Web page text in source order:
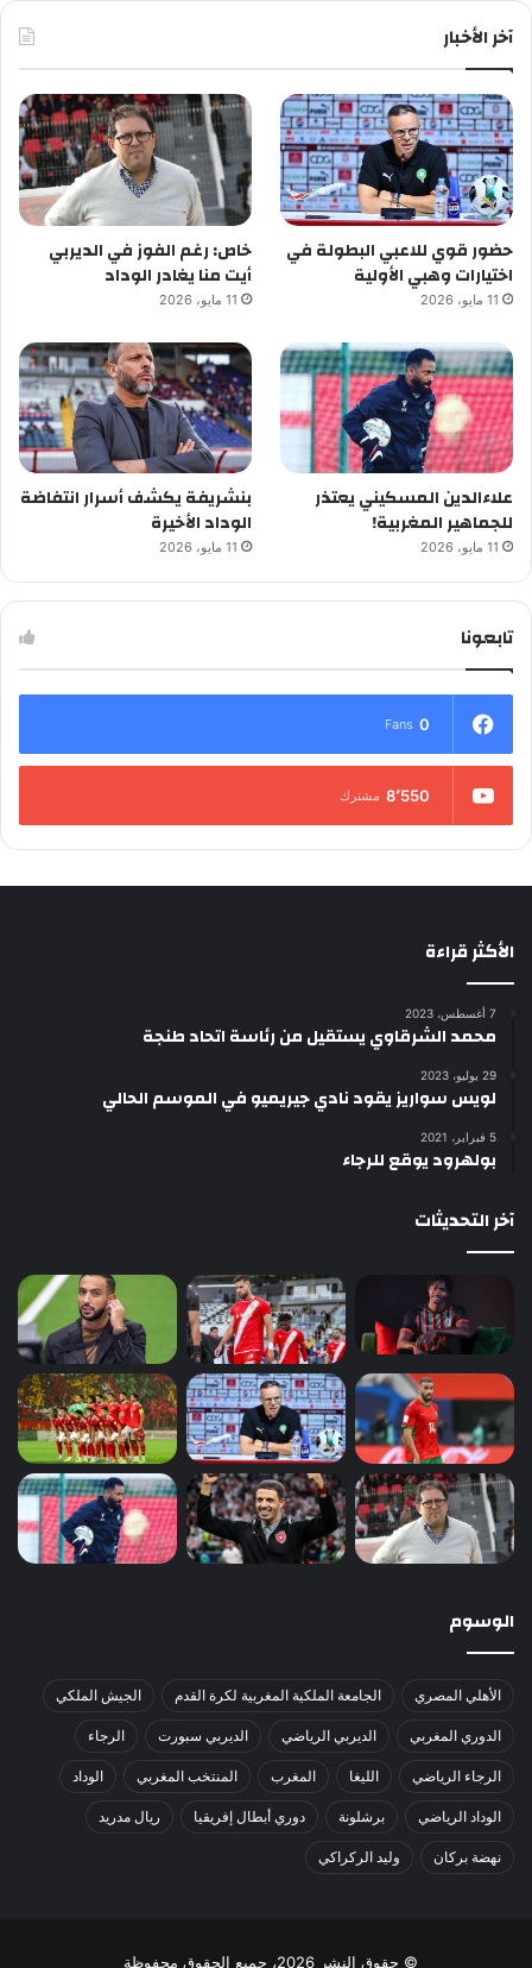
آخر الأخبار
حضور قوي للاعبي البطولة في
اختيارات وهبي الأولية
11 مايو، 2026
خاص: رغم الفوز في الديربي
أيت منا يغادر الوداد
11 مايو، 2026
علاءالدين المسكيني يعتذر
للجماهير المغربية!
11 مايو، 2026
بنشريفة يكشف أسرار انتفاضة
الوداد الأخيرة
11 مايو، 2026
تابعونا
0
Fans
8٬550 مشترك
الأكثر قراءة
7 أغسطس، 2023
محمد الشرقاوي يستقيل من رئاسة اتحاد طنجة
29 يوليو، 2023
لويس سواريز يقود نادي جيريميو في الموسم الحالي
5 فبراير، 2021
بولهرود يوقع للرجاء
آخر التحديثات
الوسوم
الأهلي المصري الجامعة الملكية المغربية لكرة القدم الجيش الملكي
الدوري المغربي الديربي الرياضي الديربي سبورت الرجاء
الرجاء الرياضي الليغا المغرب المنتخب المغربي الوداد
الوداد الرياضي برشلونة دوري أبطال إفريقيا ريال مدريد
نهضة بركان وليد الركراكي
© حقوق النشر 2026، جميع الحقوق محفوظة